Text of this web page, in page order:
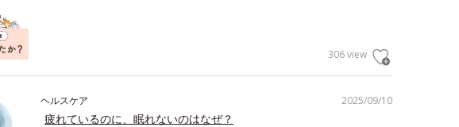
306 view
2025/09/10
ヘルスケア
疲れているのに、眠れないのはなぜ？